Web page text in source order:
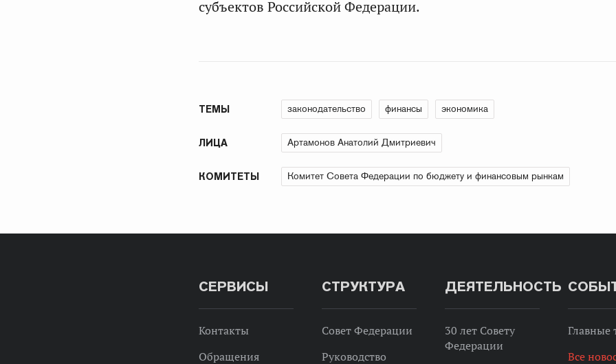
субъектов Российской Федерации.
ТЕМЫ законодательство финансы экономика
ЛИЦА Артамонов Анатолий Дмитриевич
КОМИТЕТЫ Комитет Совета Федерации по бюджету и финансовым рынкам
СЕРВИСЫ
Контакты
Обращения
СТРУКТУРА
Совет Федерации
Руководство
ДЕЯТЕЛЬНОСТЬ
30 лет Совету
Федерации
Главные
Все